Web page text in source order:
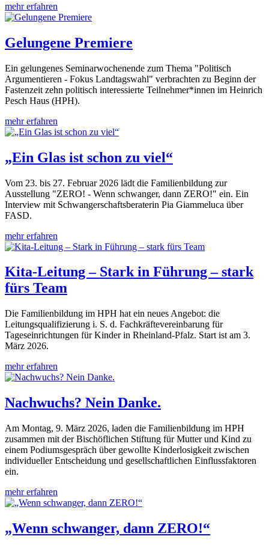
mehr erfahren
Gelungene Premiere
Ein gelungenes Seminarwochenende zum Thema "Politisch
Argumentieren - Fokus Landtagswahl" verbrachten zu Beginn der
Fastenzeit zehn politisch interessierte Teilnehmer*innen im Heinrich
Pesch Haus (HPH).
mehr erfahren
„Ein Glas ist schon zu viel“
Vom 23. bis 27. Februar 2026 lädt die Familienbildung zur
Ausstellung "ZERO! - Wenn schwanger, dann ZERO!" ein. Ein
Interview mit Schwangerschaftsberaterin Pia Giammeluca über
FASD.
mehr erfahren
Kita-Leitung – Stark in Führung – stark
fürs Team
Die Familienbildung im HPH hat ein neues Angebot: die
Leitungsqualifizierung i. S. d. Fachkräftevereinbarung für
Tageseinrichtungen für Kinder in Rheinland-Pfalz. Start ist am 3.
März 2026.
mehr erfahren
Nachwuchs? Nein Danke.
Am Montag, 9. März 2026, laden die Familienbildung im HPH
zusammen mit der Bischöflichen Stiftung für Mutter und Kind zu
einem Podiumsgespräch über gewollte Kinderlosigkeit zwischen
individueller Entscheidung und gesellschaftlichen Einflussfaktoren
ein.
mehr erfahren
„Wenn schwanger, dann ZERO!“